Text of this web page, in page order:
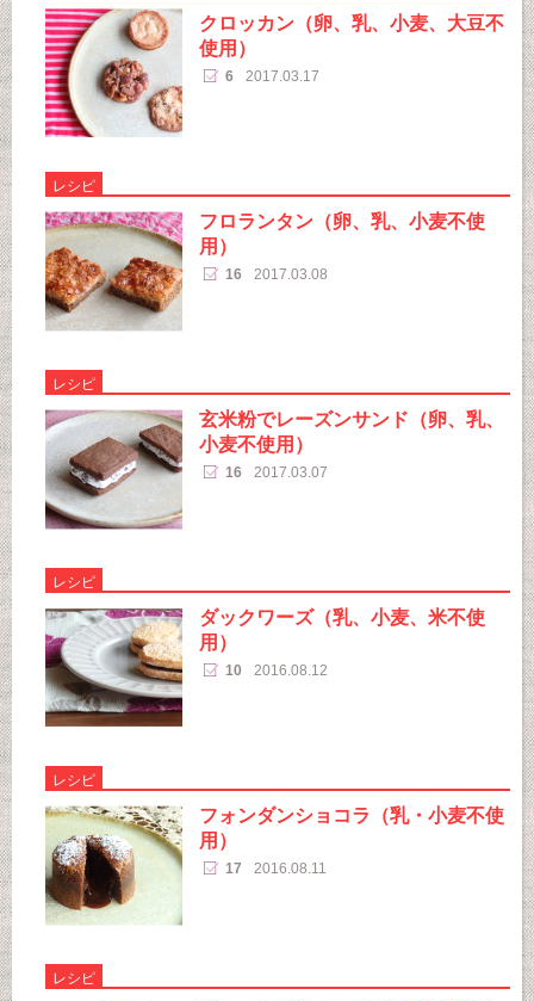
クロッカン（卵、乳、小麦、大豆不
使用）
6 2017.03.17
レシピ
フロランタン（卵、乳、小麦不使
用）
16 2017.03.08
レシピ
玄米粉でレーズンサンド（卵、乳、
小麦不使用）
16 2017.03.07
レシピ
ダックワーズ（乳、小麦、米不使
用）
10 2016.08.12
レシピ
フォンダンショコラ（乳・小麦不使
用）
17 2016.08.11
レシピ